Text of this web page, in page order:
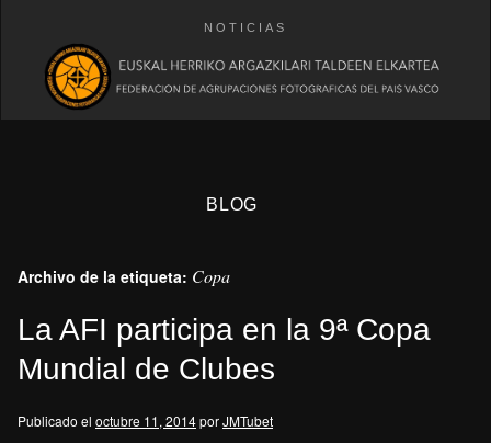
NOTICIAS
BLOG
Archivo de la etiqueta: Copa
La AFI participa en la 9ª Copa
Mundial de Clubes
Publicado el octubre 11, 2014porJMTubet